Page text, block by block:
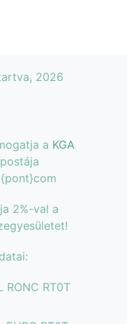
2026
a KGA
2%-val a
RONC RT0T